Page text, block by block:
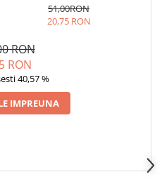
51,00RON
20,75 RON
RON
RON
40,57 %
IMPREUNA